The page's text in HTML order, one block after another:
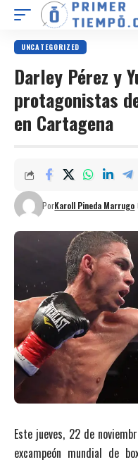
UNCATEGORIZED
Darley Pérez y
protagonistas
en Cartagena
PorKaroll Pineda Marrugo
Este jueves, 22 de
excampeón mundial de